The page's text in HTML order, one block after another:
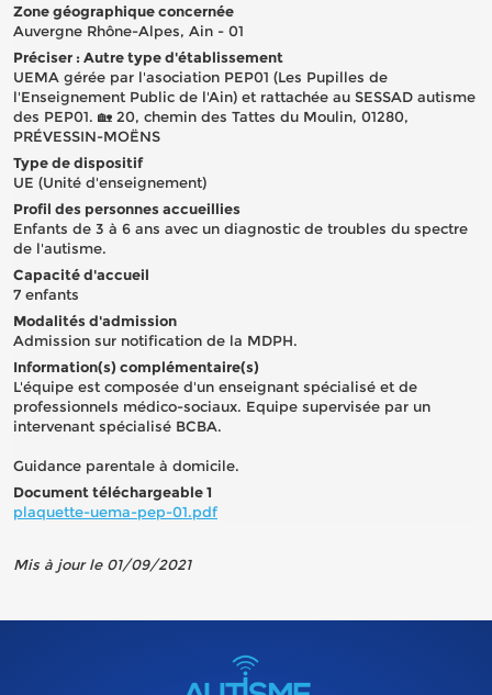
Zone géographique concernée
Auvergne Rhône-Alpes, Ain - 01
Préciser : Autre type d'établissement
UEMA gérée par l'asociation PEP01 (Les Pupilles de
l'Enseignement Public de l'Ain) et rattachée au SESSAD autisme
des PEP01. 🏡 20, chemin des Tattes du Moulin, 01280,
PRÉVESSIN-MOËNS
Type de dispositif
UE (Unité d'enseignement)
Profil des personnes accueillies
Enfants de 3 à 6 ans avec un diagnostic de troubles du spectre
de l'autisme.
Capacité d'accueil
7 enfants
Modalités d'admission
Admission sur notification de la MDPH.
Information(s) complémentaire(s)
L'équipe est composée d'un enseignant spécialisé et de
professionnels médico-sociaux. Equipe supervisée par un
intervenant spécialisé BCBA.
Guidance parentale à domicile.
Document téléchargeable 1
plaquette-uema-pep-01.pdf
Mis à jour le 01/09/2021